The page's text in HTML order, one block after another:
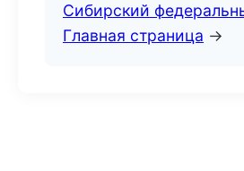
Сибирский
Главная страница →